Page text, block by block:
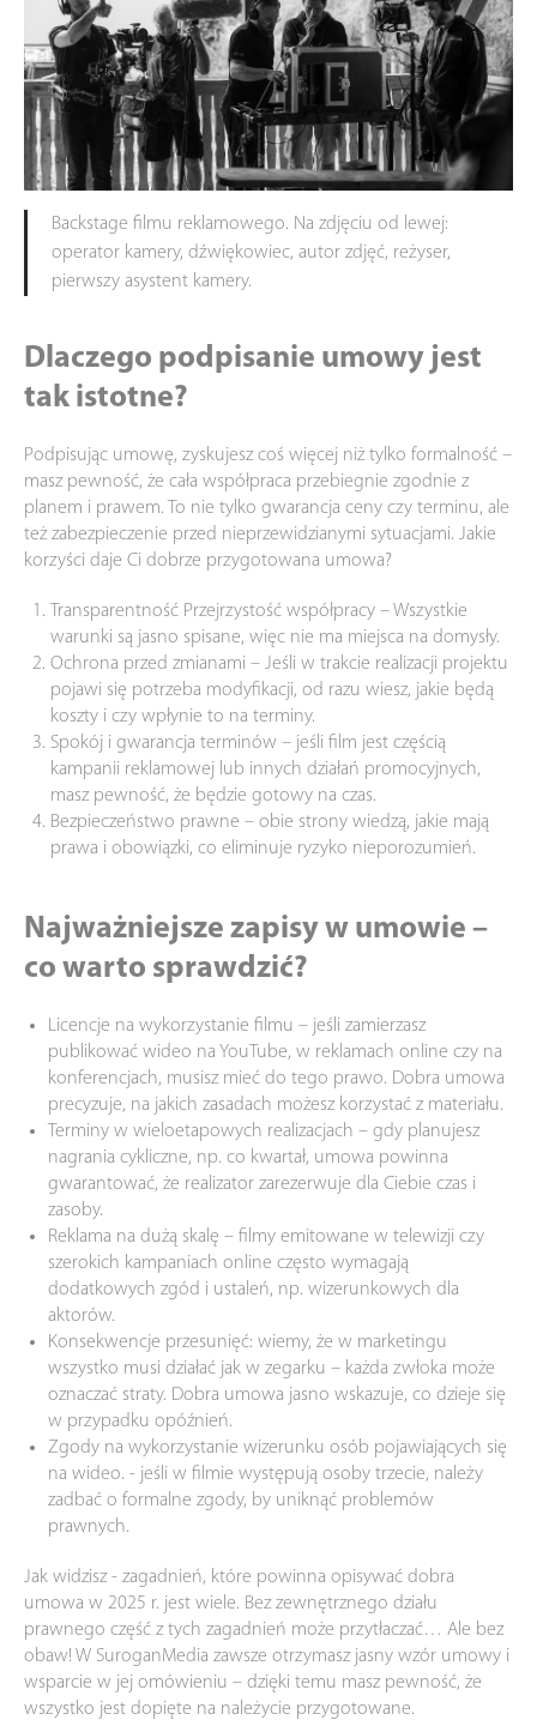
Backstage filmu reklamowego. Na zdjęciu od lewej:
operator kamery, dźwiękowiec, autor zdjęć, reżyser,
pierwszy asystent kamery.
Dlaczego podpisanie umowy jest
tak istotne?
Podpisując umowę, zyskujesz coś więcej niż tylko formalność –
masz pewność, że cała współpraca przebiegnie zgodnie z
planem i prawem. To nie tylko gwarancja ceny czy terminu, ale
też zabezpieczenie przed nieprzewidzianymi sytuacjami. Jakie
korzyści daje Ci dobrze przygotowana umowa?
Transparentność Przejrzystość współpracy – Wszystkie
warunki są jasno spisane, więc nie ma miejsca na domysły.
Ochrona przed zmianami – Jeśli w trakcie realizacji projektu
pojawi się potrzeba modyfikacji, od razu wiesz, jakie będą
koszty i czy wpłynie to na terminy.
Spokój i gwarancja terminów – jeśli film jest częścią
kampanii reklamowej lub innych działań promocyjnych,
masz pewność, że będzie gotowy na czas.
Bezpieczeństwo prawne – obie strony wiedzą, jakie mają
prawa i obowiązki, co eliminuje ryzyko nieporozumień.
Najważniejsze zapisy w umowie –
co warto sprawdzić?
Licencje na wykorzystanie filmu – jeśli zamierzasz
publikować wideo na YouTube, w reklamach online czy na
konferencjach, musisz mieć do tego prawo. Dobra umowa
precyzuje, na jakich zasadach możesz korzystać z materiału.
Terminy w wieloetapowych realizacjach – gdy planujesz
nagrania cykliczne, np. co kwartał, umowa powinna
gwarantować, że realizator zarezerwuje dla Ciebie czas i
zasoby.
Reklama na dużą skalę – filmy emitowane w telewizji czy
szerokich kampaniach online często wymagają
dodatkowych zgód i ustaleń, np. wizerunkowych dla
aktorów.
Konsekwencje przesunięć: wiemy, że w marketingu
wszystko musi działać jak w zegarku – każda zwłoka może
oznaczać straty. Dobra umowa jasno wskazuje, co dzieje się
w przypadku opóźnień.
Zgody na wykorzystanie wizerunku osób pojawiających się
na wideo. - jeśli w filmie występują osoby trzecie, należy
zadbać o formalne zgody, by uniknąć problemów
prawnych.
Jak widzisz - zagadnień, które powinna opisywać dobra
umowa w 2025 r. jest wiele. Bez zewnętrznego działu
prawnego część z tych zagadnień może przytłaczać… Ale bez
obaw! W SuroganMedia zawsze otrzymasz jasny wzór umowy i
wsparcie w jej omówieniu – dzięki temu masz pewność, że
wszystko jest dopięte na należycie przygotowane.